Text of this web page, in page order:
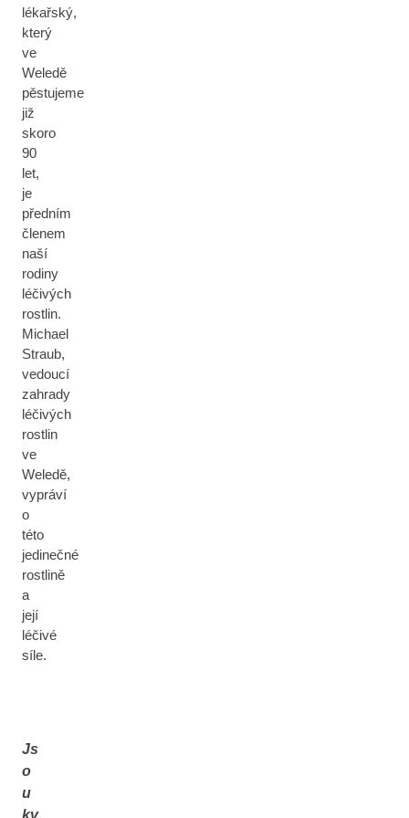
lékařský,
který
ve
Weledě
pěstujeme
již
skoro
90
let,
je
předním
členem
naší
rodiny
léčivých
rostlin.
Michael
Straub,
vedoucí
zahrady
léčivých
rostlin
ve
Weledě,
vypráví
o
této
jedinečné
rostlině
a
její
léčivé
síle.
Js
o
u
kv